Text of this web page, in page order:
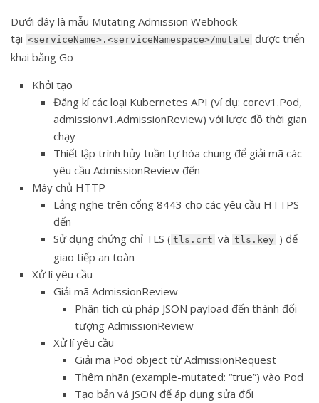
Dưới đây là mẫu Mutating Admission Webhook
tại <serviceName>.<serviceNamespace>/mutate được triển
khai bằng Go
Khởi tạo
Đăng kí các loại Kubernetes API (ví dụ: corev1.Pod,
admissionv1.AdmissionReview) với lược đồ thời gian
chạy
Thiết lập trình hủy tuần tự hóa chung để giải mã các
yêu cầu AdmissionReview đến
Máy chủ HTTP
Lắng nghe trên cổng 8443 cho các yêu cầu HTTPS
đến
Sử dụng chứng chỉ TLS ( tls.crt và tls.key ) để
giao tiếp an toàn
Xử lí yêu cầu
Giải mã AdmissionReview
Phân tích cú pháp JSON payload đến thành đối
tượng AdmissionReview
Xử lí yêu cầu
Giải mã Pod object từ AdmissionRequest
Thêm nhãn (example-mutated: “true”) vào Pod
Tạo bản vá JSON để áp dụng sửa đổi